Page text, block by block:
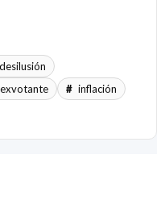
desilusión
exvotante
inflación